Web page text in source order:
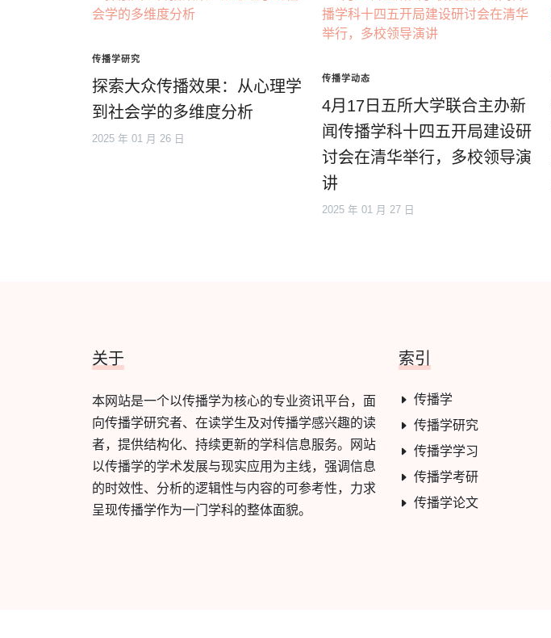
传播学研究
探索大众传播效果：从心理学
到社会学的多维度分析
2025 年 01 月 26 日
传播学动态
4月17日五所大学联合主办新
闻传播学科十四五开局建设研
讨会在清华举行，多校领导演
讲
2025 年 01 月 27 日
关于
本网站是一个以传播学为核心的专业资讯平台，面
向传播学研究者、在读学生及对传播学感兴趣的读
者，提供结构化、持续更新的学科信息服务。网站
以传播学的学术发展与现实应用为主线，强调信息
的时效性、分析的逻辑性与内容的可参考性，力求
呈现传播学作为一门学科的整体面貌。
索引
传播学
传播学研究
传播学学习
传播学考研
传播学论文